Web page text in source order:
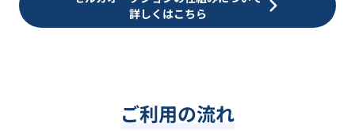
詳しくはこちら
ご利用の流れ